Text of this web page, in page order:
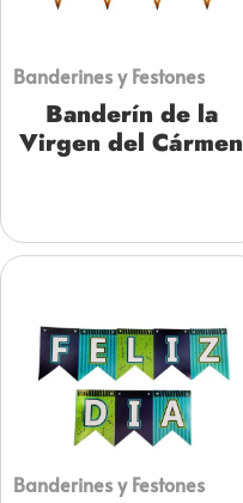
Banderines y Festones
Banderín de la
Virgen del Cármen
Banderines y Festones